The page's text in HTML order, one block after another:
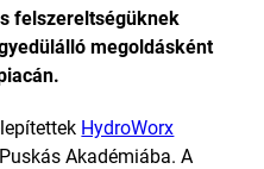
felszereltségüknek
megoldásként
HydroWorx
Akadémiába. A